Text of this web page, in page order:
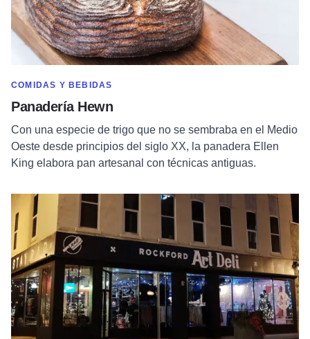
MOSTRAR MÁS EN CATEGORÍA DE
COMIDAS Y BEBIDAS
Panadería Hewn
Con una especie de trigo que no se sembraba en el Medio
Oeste desde principios del siglo XX, la panadera Ellen
King elabora pan artesanal con técnicas antiguas.
Leer más sobre Rockford Art Deli